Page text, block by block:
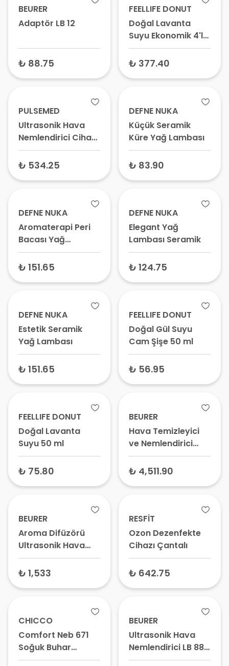
BEURER
Adaptör LB 12
₺ 88.75
FEELLIFE DONUT
Doğal Lavanta
Suyu Ekonomik 4'lü
Paket
₺ 377.40
PULSEMED
Ultrasonik Hava
Nemlendirici Cihaz
GL-2205
₺ 534.25
DEFNE NUKA
Küçük Seramik
Küre Yağ Lambası
₺ 83.90
DEFNE NUKA
Aromaterapi Peri
Bacası Yağ
Lambası
₺ 151.65
DEFNE NUKA
Elegant Yağ
Lambası Seramik
₺ 124.75
DEFNE NUKA
Estetik Seramik
Yağ Lambası
₺ 151.65
FEELLIFE DONUT
Doğal Gül Suyu
Cam Şişe 50 ml
₺ 56.95
FEELLIFE DONUT
Doğal Lavanta
Suyu 50 ml
₺ 75.80
BEURER
Hava Temizleyici
ve Nemlendirici
Cihaz Humidifier LR
330
₺ 4,511.90
BEURER
Aroma Difüzörü
Ultrasonik Hava
Nemlendirici LA 20
₺ 1,533
RESFİT
Ozon Dezenfekte
Cihazı Çantalı
₺ 642.75
CHICCO
Comfort Neb 671
Soğuk Buhar
Makinası
BEURER
Ultrasonik Hava
Nemlendirici LB 88
Beyaz